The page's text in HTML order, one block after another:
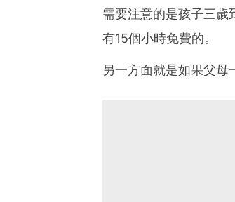
需要注意的是孩子三歲
有15個小時免費的。
另一方面就是如果父母